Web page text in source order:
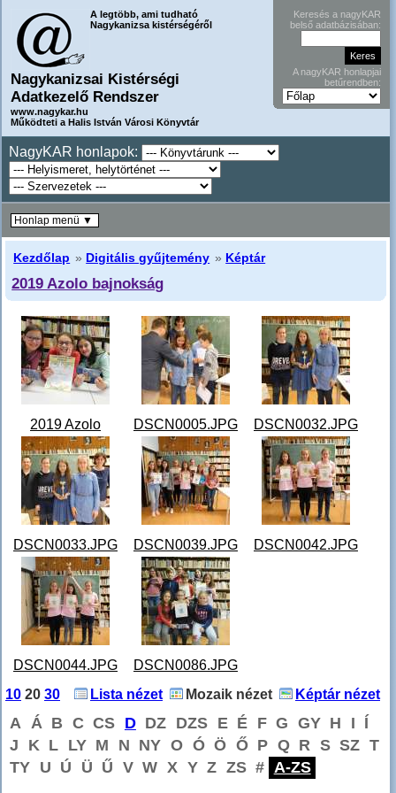
A legtöbb, ami tudható
Nagykanizsa kistérségéről
Nagykanizsai Kistérségi
Adatkezelő Rendszer
www.nagykar.hu
Működteti a Halis István Városi Könyvtár
Keresés a nagyKAR
belső adatbázisában:
A nagyKAR honlapjai
betűrendben:
NagyKAR honlapok:
Kezdőlap » Digitális gyűjtemény » Képtár
2019 Azolo bajnokság
2019 Azolo
bajnokság
DSCN0074.JPG
DSCN0005.JPG DSCN0032.JPG
DSCN0033.JPG DSCN0039.JPG DSCN0042.JPG
DSCN0044.JPG
DSCN0086.JPG
10 20 30 Lista nézet Mozaik nézet Képtár nézet
A Á B C CS D DZ DZS E É F G GY H I Í
J
K L LY M N NY O Ó Ö Ő P Q R S SZ T
TY U Ú Ü Ű V W X Y Z ZS # A-ZS
Honlap menü ▼